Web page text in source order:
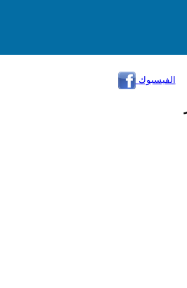
الفيسبوك